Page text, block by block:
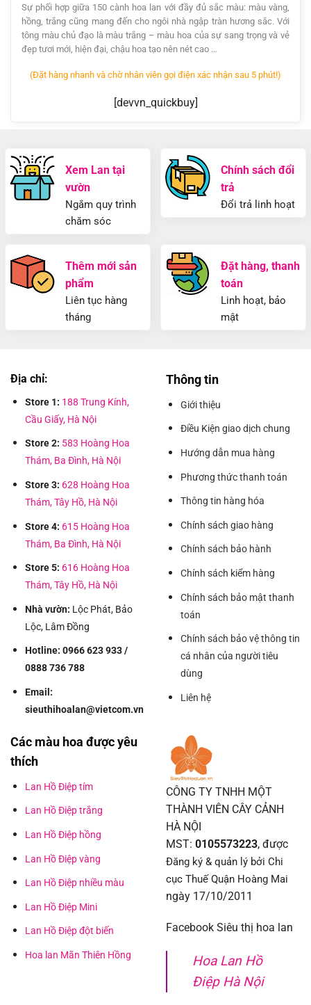
Sự phối hợp giữa 150 cành hoa lan với đầy đủ sắc màu: màu vàng,
hồng, trắng cũng mang đến cho ngôi nhà ngập tràn hương sắc. Với
tông màu chủ đạo là màu trắng – màu hoa của sự sang trọng và vẻ
đẹp tươi mới, hiện đại, chậu hoa tạo nên nét cao …
(Đặt hàng nhanh và chờ nhân viên gọi điện xác nhận sau 5 phút!)
[devvn_quickbuy]
Xem Lan tại
vườn
Ngắm quy trình
chăm sóc
Chính sách đổi
trả
Đổi trả linh hoạt
Thêm mới sản
phẩm
Liên tục hàng
tháng
Đặt hàng, thanh
toán
Linh hoạt, bảo
mật
Địa chỉ:
Store 1: 188 Trung Kính,
Cầu Giấy, Hà Nội
Store 2: 583 Hoàng Hoa
Thám, Ba Đình, Hà Nội
Store 3: 628 Hoàng Hoa
Thám, Tây Hồ, Hà Nội
Store 4: 615 Hoàng Hoa
Thám, Ba Đình, Hà Nội
Store 5: 616 Hoàng Hoa
Thám, Tây Hồ, Hà Nội
Nhà vườn: Lộc Phát, Bảo
Lộc, Lâm Đồng
Hotline: 0966 623 933 /
0888 736 788
Email:
sieuthihoalan@vietcom.vn
Thông tin
Giới thiệu
Điều Kiện giao dịch chung
Hướng dẫn mua hàng
Phương thức thanh toán
Thông tin hàng hóa
Chính sách giao hàng
Chính sách bảo hành
Chính sách kiểm hàng
Chính sách bảo mật thanh
toán
Chính sách bảo vệ thông tin
cá nhân của người tiêu
dùng
Liên hệ
Các màu hoa được yêu
thích
Lan Hồ Điệp tím
Lan Hồ Điệp trắng
Lan Hồ Điệp hồng
Lan Hồ Điệp vàng
Lan Hồ Điệp nhiều màu
Lan Hồ Điệp Mini
Lan Hồ Điệp đột biến
Hoa lan Mãn Thiên Hồng
CÔNG TY TNHH MỘT
THÀNH VIÊN CÂY CẢNH
HÀ NỘI
MST: 0105573223, được
Đăng ký & quản lý bởi Chi
cục Thuế Quận Hoàng Mai
ngày 17/10/2011
Facebook Siêu thị hoa lan
Hoa Lan Hồ
Điệp Hà Nội